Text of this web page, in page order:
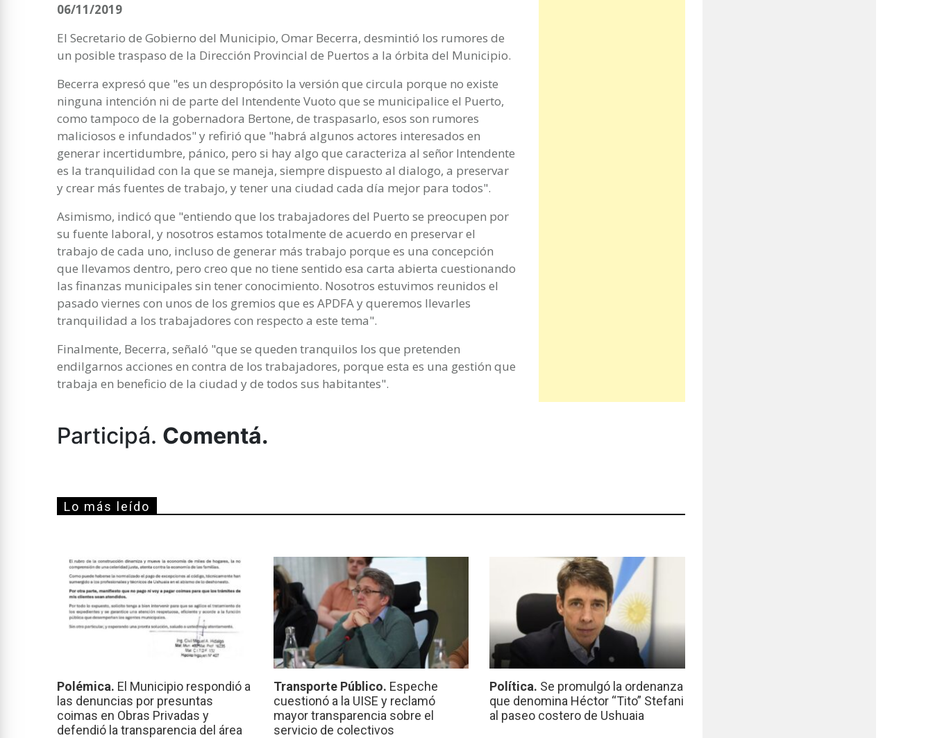
06/11/2019
El Secretario de Gobierno del Municipio, Omar Becerra, desmintió los rumores de
un posible traspaso de la Dirección Provincial de Puertos a la órbita del Municipio.
Becerra expresó que "es un despropósito la versión que circula porque no existe
ninguna intención ni de parte del Intendente Vuoto que se municipalice el Puerto,
como tampoco de la gobernadora Bertone, de traspasarlo, esos son rumores
maliciosos e infundados" y refirió que "habrá algunos actores interesados en
generar incertidumbre, pánico, pero si hay algo que caracteriza al señor Intendente
es la tranquilidad con la que se maneja, siempre dispuesto al dialogo, a preservar
y crear más fuentes de trabajo, y tener una ciudad cada día mejor para todos".
Asimismo, indicó que "entiendo que los trabajadores del Puerto se preocupen por
su fuente laboral, y nosotros estamos totalmente de acuerdo en preservar el
trabajo de cada uno, incluso de generar más trabajo porque es una concepción
que llevamos dentro, pero creo que no tiene sentido esa carta abierta cuestionando
las finanzas municipales sin tener conocimiento. Nosotros estuvimos reunidos el
pasado viernes con unos de los gremios que es APDFA y queremos llevarles
tranquilidad a los trabajadores con respecto a este tema".
Finalmente, Becerra, señaló "que se queden tranquilos los que pretenden
endilgarnos acciones en contra de los trabajadores, porque esta es una gestión que
trabaja en beneficio de la ciudad y de todos sus habitantes".
Participá. Comentá.
Lo más leído
Polémica. El Municipio respondió a
las denuncias por presuntas
coimas en Obras Privadas y
defendió la transparencia del área
Transporte Público. Espeche
cuestionó a la UISE y reclamó
mayor transparencia sobre el
servicio de colectivos
Política. Se promulgó la ordenanza
que denomina Héctor “Tito” Stefani
al paseo costero de Ushuaia